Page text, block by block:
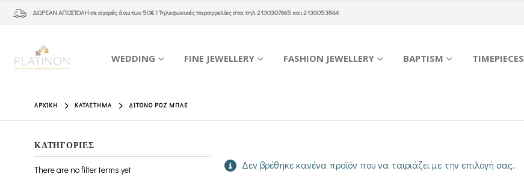
ΔΩΡΕΑΝ ΑΠΟΣΤΟΛΗσε αγορές άνω των 50€ ! Τηλεφωνικές παραγγελίες στα τηλ2130307665 και2130053844
WEDDING FINE JEWELLERY FASHION JEWELLERY BAPTISM TIMEPIECES
ΑΡΧΙΚΉ ΚΑΤΆΣΤΗΜΑ ΔΊΤΟΝΟ ΡΟΖ ΜΠΛΕ
Δεν βρέθηκε κανένα προϊόν που να ταιριάζει με την επιλογή σας.
ΚΑΤΗΓΟΡΙΕΣ
There are no filter terms yet